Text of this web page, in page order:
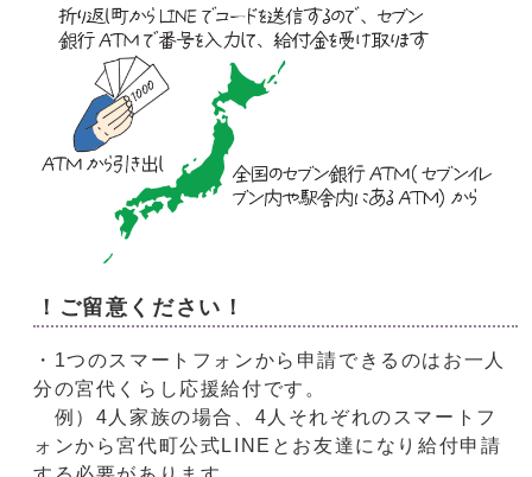
！ご留意ください！
・1つのスマートフォンから申請できるのはお一人
分の宮代くらし応援給付です。
例）4人家族の場合、4人それぞれのスマートフ
ォンから宮代町公式LINEとお友達になり給付申請